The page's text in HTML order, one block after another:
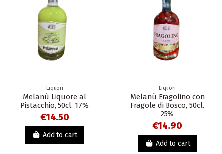
Liquori
Melanù Liquore al
Pistacchio, 50cl. 17%
€14.50
Add to cart
Liquori
Melanù Fragolino con
Fragole di Bosco, 50cl.
25%
€14.90
Add to cart